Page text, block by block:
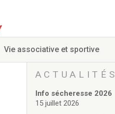
Vie associative et sportive
ACTUALITÉS
Info sécheresse 2026
15 juillet 2026